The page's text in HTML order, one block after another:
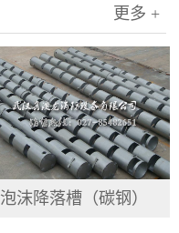
更多 +
泡沫降落槽（碳钢）